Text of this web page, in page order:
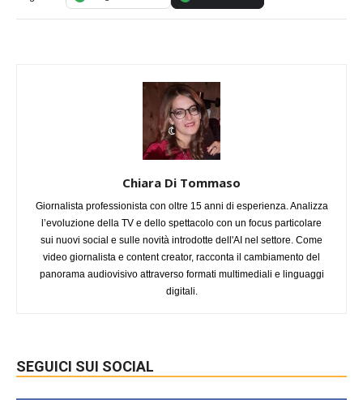
Chiara Di Tommaso
Giornalista professionista con oltre 15 anni di esperienza. Analizza
l’evoluzione della TV e dello spettacolo con un focus particolare
sui nuovi social e sulle novità introdotte dell'AI nel settore. Come
video giornalista e content creator, racconta il cambiamento del
panorama audiovisivo attraverso formati multimediali e linguaggi
digitali.
SEGUICI SUI SOCIAL